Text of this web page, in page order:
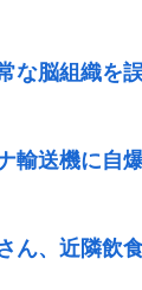
な脳組織を
輸送機に
ん、近隣飲